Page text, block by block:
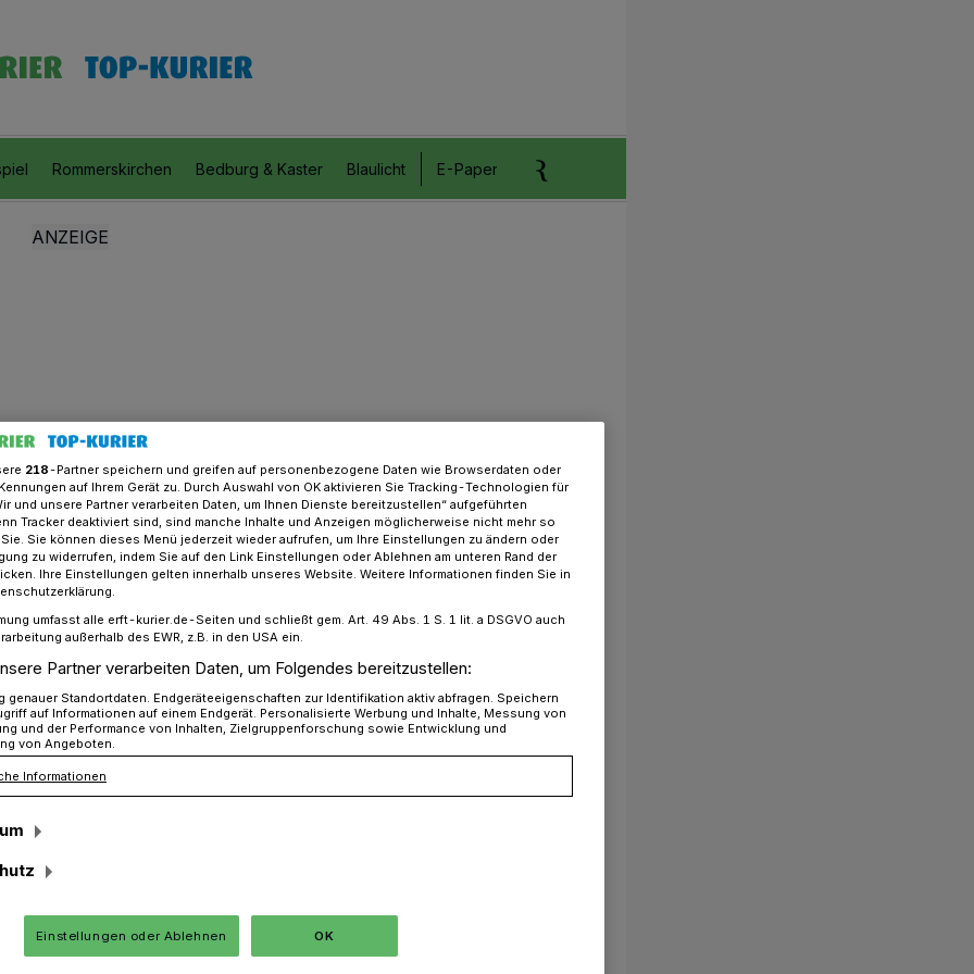
Rommerskirchen Bedburg & Kaster Blaulicht E-Paper Anzeigen aufgeben
der Stadt Grevenbroich
moderne Mängelmelder der
Mängel können nun schneller
Bürgeranliegen werden über ein
das Meldungen anhand von
an den richtigen
218-Partner speichern und greifen auf personenbezogene Daten wie Browserdaten oder
auf Ihrem Gerät zu. Durch Auswahl von OK aktivieren Sie Tracking-Technologien für
und unsere Partner verarbeiten Daten, um Ihnen Dienste bereitzustellen“ aufgeführten
Tracker deaktiviert sind, sind manche Inhalte und Anzeigen möglicherweise nicht mehr so
Sie können dieses Menü jederzeit wieder aufrufen, um Ihre Einstellungen zu ändern oder
zu widerrufen, indem Sie auf den Link Einstellungen oder Ablehnen am unteren Rand der
Ihre Einstellungen gelten innerhalb unseres Website. Weitere Informationen finden Sie in
umfasst alle erft-kurier.de-Seiten und schließt gem. Art. 49 Abs. 1 S. 1 lit. a DSGVO auch
außerhalb des EWR, z.B. in den USA ein.
Partner verarbeiten Daten, um Folgendes bereitzustellen:
genauer Standortdaten. Endgeräteeigenschaften zur Identifikation aktiv abfragen. Speichern
auf Informationen auf einem Endgerät. Personalisierte Werbung und Inhalte, Messung von
und der Performance von Inhalten, Zielgruppenforschung sowie Entwicklung und
von Angeboten.
Informationen
Einstellungen oder Ablehnen OK